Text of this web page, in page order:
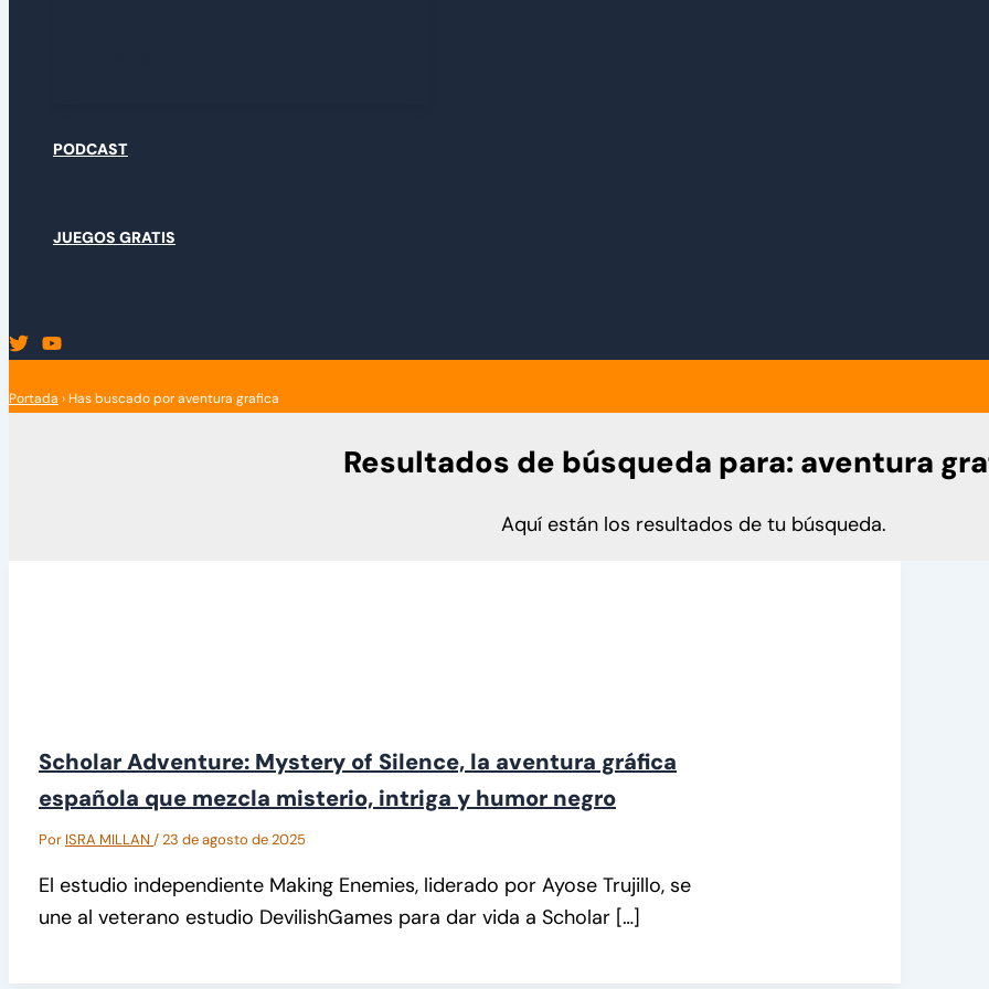
PODCAST
JUEGOS GRATIS
Portada ›Has buscado por aventura grafica
Resultados de búsqueda para: aventura
Aquí están los resultados de tu búsqueda.
Scholar Adventure: Mystery of Silence, la aventura gráfica
española que mezcla misterio, intriga y humor negro
Por ISRA MILLAN /23 de agosto de 2025
El estudio independiente Making Enemies, liderado por Ayose Trujillo, se
une al veterano estudio DevilishGames para dar vida a Scholar […]